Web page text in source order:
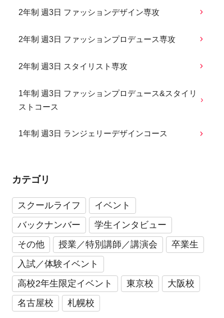
2年制 週3日 ファッションデザイン専攻
2年制 週3日 ファッションプロデュース専攻
2年制 週3日 スタイリスト専攻
1年制 週3日 ファッションプロデュース&スタイリ
ストコース
1年制 週3日 ランジェリーデザインコース
カテゴリ
スクールライフ
イベント
バックナンバー
学生インタビュー
その他
授業／特別講師／講演会
卒業生
入試／体験イベント
高校2年生限定イベント
東京校
大阪校
名古屋校
札幌校